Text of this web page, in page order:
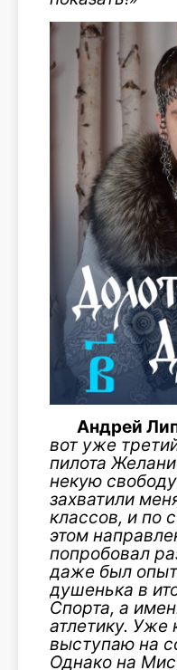
Андрей
вот уже
пилота
некую
захватили
классов, и по
этом
попробовал
даже был
душенька в
Спорта, а
атлетику. Уже
выступаю на
Однако на